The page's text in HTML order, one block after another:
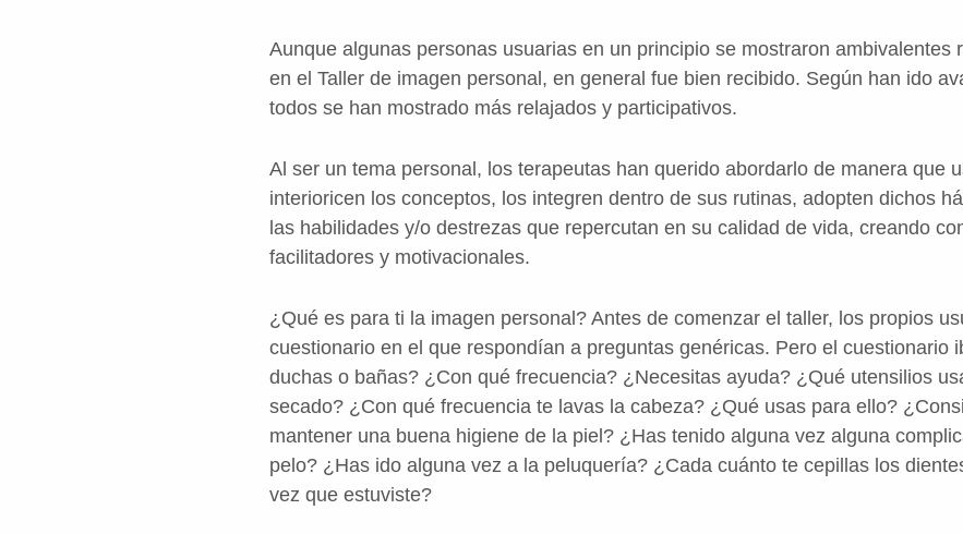
Aunque algunas personas usuarias en un principio se mostraron ambivalentes
en el Taller de imagen personal, en general fue bien recibido. Según han ido
todos se han mostrado más relajados y participativos.
Al ser un tema personal, los terapeutas han querido abordarlo de manera que
interioricen los conceptos, los integren dentro de sus rutinas, adopten dichos
las habilidades y/o destrezas que repercutan en su calidad de vida, creando
facilitadores y motivacionales.
¿Qué es para ti la imagen personal? Antes de comenzar el taller, los propios
cuestionario en el que respondían a preguntas genéricas. Pero el cuestionario
duchas o bañas? ¿Con qué frecuencia? ¿Necesitas ayuda? ¿Qué utensilios
secado? ¿Con qué frecuencia te lavas la cabeza? ¿Qué usas para ello?
mantener una buena higiene de la piel? ¿Has tenido alguna vez alguna
pelo? ¿Has ido alguna vez a la peluquería? ¿Cada cuánto te cepillas los
vez que estuviste?